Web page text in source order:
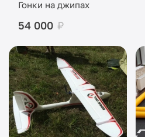
Гонки на джипах
54 000 ₽